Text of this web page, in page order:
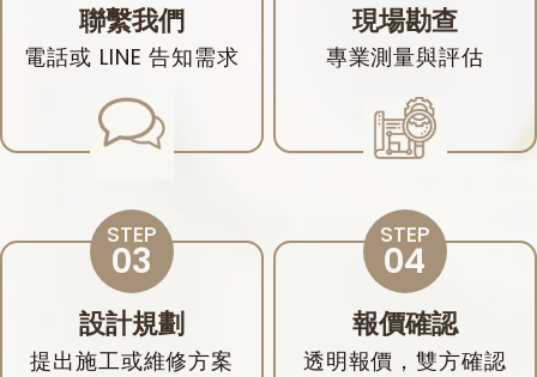
聯繫我們
電話或 LINE 告知需求
現場勘查
專業測量與評估
設計規劃
提出施工或維修方案
報價確認
透明報價，雙方確認